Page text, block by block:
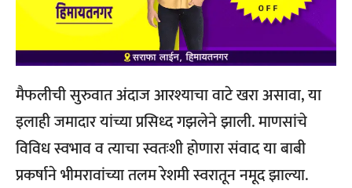
मैफलीची सुरुवात अंदाज आरश्याचा वाटे खरा असावा, या
इलाही जमादार यांच्या प्रसिध्द गझलेने झाली. माणसांचे
विविध स्वभाव व त्याचा स्वतःशी होणारा संवाद या बाबी
प्रकर्षाने भीमरावांच्या तलम रेशमी स्वरातून नमूद झाल्या.